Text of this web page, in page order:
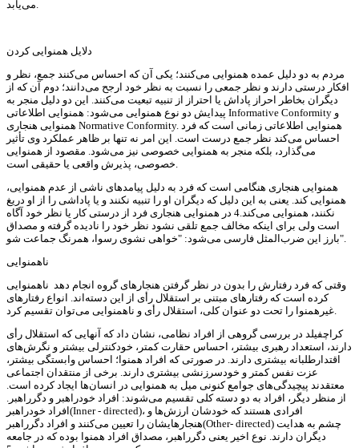
دلایل همنوایی کردن
مردم به دو دلیل عمده همنوایی می‌کنند؛ یکی آن که احساس می‌کنند جمع، نظر و
افکار درستی دارند و نظر جمعی را نسبت به نظر خود ارجح می‌دانند؛ دوم آن که از
دیگران بخاطر احراز پاداش یا احتراز از تنبیه تبعیت می‌کنند. این دو دلیل منجر به
پیدایش دو نوع همنوایی می‌شود: همنوایی اطلاعاتی Informative Conformity و
همنوایی‌ هنجاری Normative Conformity. همنوایی ‌اطلاعاتی زمانی است که فرد
احساس می‌کند نظر جمع درست است. این امر نه تنها بر ظاهر عملکرد وی تأثیر
می‌گذارد، بلکه منجر به همنوایی خصوصی نیز می‌شود. مقصود از همنوایی
همنوایی هنجاری هنگامی است که فرد به دلیل پیامدهای ناشی از عدم همنوایی،
همنوایی کند. یعنی به این دلیل که دیگران او را تنبیه نکنند و یا پاداشی را از او دریغ
نکنند، همنوایی می‌کند.4 در همنوایی هنجاری فرد از درستی کار یا نظر خود آگاه
است ولی برای اینکه مخالف جمع تلقی نشود نظر خود را نادیده گرفته و مصداق
بارز این ضرب‌المثل فارسی می‌شود: "خواهی نشوی رسوا، همرنگ جماعت شو".
ناهمنوایی
وقتی که فرد رفتارش را بدون در نظر گرفتن هنجارهای گروه انجام دهد ناهمنوایی
کرده است که رفتارهای مبتنی بر استقلال رأی از این دسته‌اند. انواع رفتارهای
کراچفیلد در بررسی گروهی از افراد نظامی، ‌نشان داد که آنهایی که استقلال رأی
دارند، استعداد رهبری بیشتر، احساس حقارت کمتر، خودکنترلی بیشتر و نگرش‌های
اقتدارطلبانه بیشتری دارند. در صورتی که افراد همنوا؛ احساس وابستگی بیشتر،
عزت نفس کمتر و خودسرزنشی بیشتری دارند. برخی از منتقدان اجتماعی
معتقدند پیچیدگی‌های جوامع کنونی میل به همنوایی در انسان‌ها ایجاد کرده است.
از منظر دیگر، افراد به دو دسته کلی تقسیم می‌شوند: افراد خودراهبر و دگرراهبر.
افراد خودراهبر(Inner - directed)، افرادی هستند که خودشان ارزش‌ها و
هنجارهایشان را تعیین می‌کنند و افراد دگرراهبر(Other- directed) چشم به هدایت
دیگران دارند. نوع اخیر یعنی دگرراهبر، مصداق افراد همنوا بوده که در جامعه